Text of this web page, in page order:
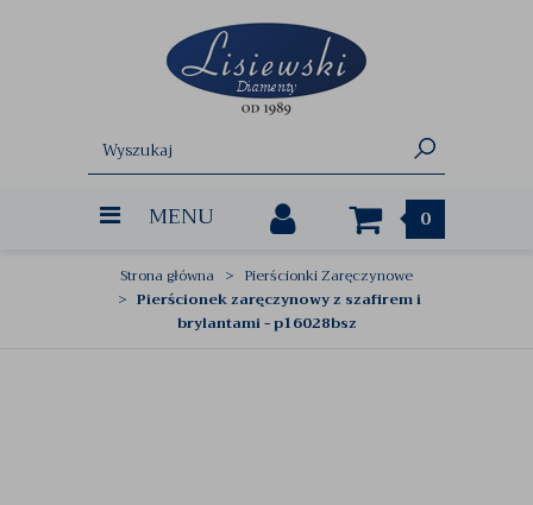
MENU 0
Strona główna
Pierścionki Zaręczynowe
Pierścionek zaręczynowy z szafirem i
brylantami - p16028bsz